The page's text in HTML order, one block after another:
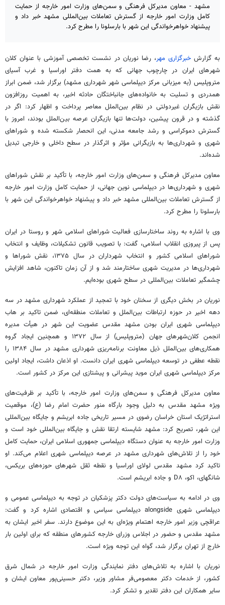
مشهد - معاون مدیرکل فرهنگی و سمن‌های وزارت امور خارجه از حمایت
کامل وزارت امور خارجه از گسترش تعاملات بین‌المللی مشهد خبر داد و
پیشنهاد خواهرخواندگی این شهر با بارسلونا را مطرح کرد.
به گزارشخبرگزاری مهر، رضا نوریان در نشست تخصصی آموزشی با عنوان کلان
شهرهای ایران در چارچوب جهانی که به همت دفتر اوراسیا و غرب آسیای
متروپلیس (به میزبانی مرکز دیپلماسی شهر شهرداری مشهد) برگزار شد، ضمن ابراز
همدردی و تسلیت به خانواده‌های جانباختگان حادثه اخیر، به اهمیت روزافزون
نقش بازیگران غیردولتی در نظام بین‌الملل معاصر پرداخت و اظهار کرد: اگر در
گذشته و در قرون پیشین، دولت‌ها تنها بازیگران عرصه بین‌الملل بودند، امروز با
گسترش دموکراسی و رشد جامعه مدنی، این انحصار شکسته شده و شوراهای
شهری و شهرداری‌ها به بازیگرانی مؤثر و اثرگذار در سطح داخلی و خارجی تبدیل
شده‌اند.
معاون مدیرکل فرهنگی و سمن‌های وزارت امور خارجه، با تأکید بر نقش شوراهای
شهری و شهرداری‌ها در دیپلماسی نوین جهانی، از حمایت کامل وزارت امور خارجه
از گسترش تعاملات بین‌المللی مشهد خبر داد و پیشنهاد خواهرخواندگی این شهر با
بارسلونا را مطرح کرد.
وی با اشاره به روند ساختارسازی فعالیت شوراهای اسلامی شهر و روستا در ایران
پس از پیروزی انقلاب اسلامی، گفت: با تصویب قانون تشکیلات، وظایف و انتخاب
شوراهای اسلامی کشور و انتخاب شهرداران در سال ۱۳۷۵، نقش شوراها و
شهرداری‌ها در مدیریت شهری ساختارمند شد و از آن زمان تاکنون، شاهد افزایش
چشمگیر تعاملات بین‌المللی در سطح شهری بوده‌ایم.
نوریان در بخش دیگری از سخنان خود با تمجید از عملکرد شهرداری مشهد در سه
دهه اخیر در حوزه ارتباطات بین‌الملل و تعاملات منطقه‌ای، ضمن تاکید بر هاب
دیپلماسی شهری ایران بودن مشهد مقدس عضویت این شهر در هیأت مدیره
انجمن کلان‌شهرهای جهان (متروپلیس) از سال ۱۳۷۲ و همچنین ایجاد گروه
همکاری‌های بین‌الملل ذیل معاونت برنامه‌ریزی شهرداری مشهد در سال ۱۳۸۴ را
نقطه عطفی در توسعه دیپلماسی شهری ایران دانست. او اذعان داشت، ایجاد اولین
مرکز دیپلماسی شهری ایران موید پیشرانی و پیشتازی این مرکز در کشور است.
معاون مدیرکل فرهنگی و سمن‌های وزارت امور خارجه، با تأکید بر ظرفیت‌های
ویژه مشهد مقدس به دلیل وجود بارگاه منور حضرت امام رضا (ع)، موقعیت
استراتژیک استان خراسان رضوی در مسیر تاریخی جاده ابریشم و جایگاه بین‌المللی
این شهر، تصریح کرد: مشهد شایسته ارتقا نقش و جایگاه بین‌المللی خود است و
وزارت امور خارجه به عنوان دستگاه دیپلماسی جمهوری اسلامی ایران، حمایت کامل
خود را از تلاش‌های شهرداری مشهد در عرصه دیپلماسی شهری اعلام می‌کند. او
تاکید کرد مشهد مقدس لولای اوراسیا و نقطه ثقل شهرهای حوزه‌های بریکس،
شانگهای، اکو، D۸ و جاده ابریشم است.
وی در ادامه به سیاست‌های دولت دکتر پزشکیان در توجه به دیپلماسی عمومی و
دیپلماسی شهری alongside دیپلماسی سیاسی و اقتصادی اشاره کرد و گفت:
عراقچی وزیر امور خارجه اهتمام ویژه‌ای به این موضوع دارند. سفر اخیر ایشان به
مشهد مقدس و حضور در اجلاس وزرای خارجه کشورهای منطقه که برای اولین بار
خارج از تهران برگزار شد، گواه این توجه ویژه است.
نوریان با اشاره به تلاش‌های دفتر نمایندگی وزارت امور خارجه در شمال شرق
کشور، از خدمات دکتر معصومی‌فر مشاور وزیر، دکتر حسینی‌پور معاون ایشان و
سایر همکاران این دفتر تقدیر و تشکر کرد.